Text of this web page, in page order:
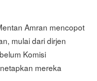
Amran mencopot
mulai dari dirjen
Komisi
mereka